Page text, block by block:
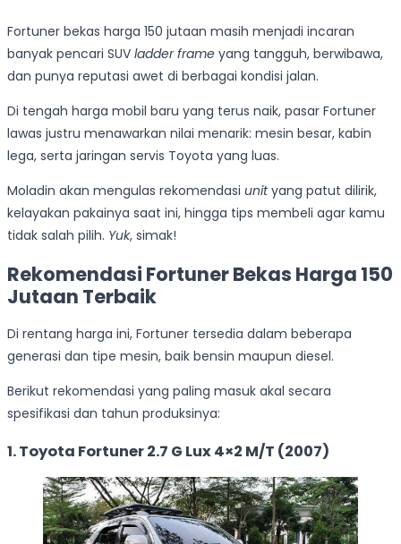
Fortuner bekas harga 150 jutaan masih menjadi incaran
banyak pencari SUV ladder frame yang tangguh, berwibawa,
dan punya reputasi awet di berbagai kondisi jalan.
Di tengah harga mobil baru yang terus naik, pasar Fortuner
lawas justru menawarkan nilai menarik: mesin besar, kabin
lega, serta jaringan servis Toyota yang luas.
Moladin akan mengulas rekomendasi unityang patut dilirik,
kelayakan pakainya saat ini, hingga tips membeli agar kamu
tidak salah pilih. Yuk, simak!
Rekomendasi Fortuner Bekas Harga 150
Jutaan Terbaik
Di rentang harga ini, Fortuner tersedia dalam beberapa
generasi dan tipe mesin, baik bensin maupun diesel.
Berikut rekomendasi yang paling masuk akal secara
spesifikasi dan tahun produksinya:
1. Toyota Fortuner 2.7 G Lux 4×2 M/T (2007)